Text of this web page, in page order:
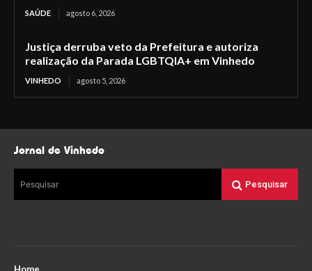
SAÚDE agosto 6, 2026
Justiça derruba veto da Prefeitura e autoriza
realização da Parada LGBTQIA+ em Vinhedo
VINHEDO agosto 5, 2026
Jornal de Vinhedo
Pesquisar Pesquisar
Home